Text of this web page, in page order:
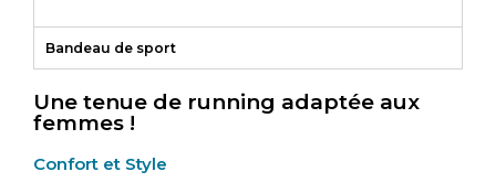
Bandeau de sport
Une tenue de running adaptée aux
femmes !
Confort et Style